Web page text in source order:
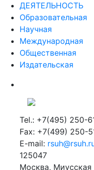
ДЕЯТЕЛЬНОСТЬ
Образовательная
Научная
Международная
Общественная
Издательская
Tel.: +7(495) 250-
Fax: +7(499) 250-
E-mail:
125047
Москва,